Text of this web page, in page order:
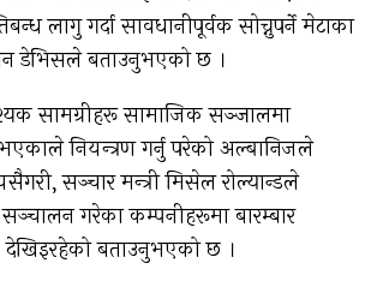
लागु गर्दा सावधानीपूर्वक सोच्नुपर्ने मेटाका
डेभिसले बताउनुभएको छ ।
सामग्रीहरू सामाजिक सञ्जालमा
भएकाले नियन्त्रण गर्नु परेको अल्बानिजले
सञ्चार मन्त्री मिसेल रोल्यान्डले
गरेका कम्पनीहरूमा बारम्बार
देखिइरहेको बताउनुभएको छ ।